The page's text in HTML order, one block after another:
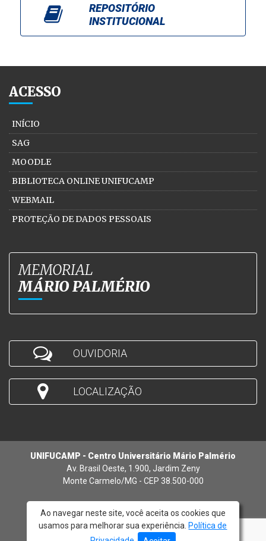
REPOSITÓRIO
INSTITUCIONAL
ACESSO
INÍCIO
SAG
MOODLE
BIBLIOTECA ONLINE UNIFUCAMP
WEBMAIL
PROTEÇÃO DE DADOS PESSOAIS
MEMORIAL
MÁRIO PALMÉRIO
OUVIDORIA
LOCALIZAÇÃO
UNIFUCAMP - Centro Universitário Mário Palmério
Av. Brasil Oeste, 1.900, Jardim Zeny
Monte Carmelo/MG - CEP 38.500-000
© 2026 - UNIFUCAMP
Ao navegar neste site, você aceita os cookies que
usamos para melhorar sua experiência. Política de